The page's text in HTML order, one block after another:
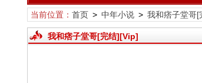
当前位置： 首页> 中年小说> 我和痞子堂哥[
我和痞子堂哥[完结][Vip]